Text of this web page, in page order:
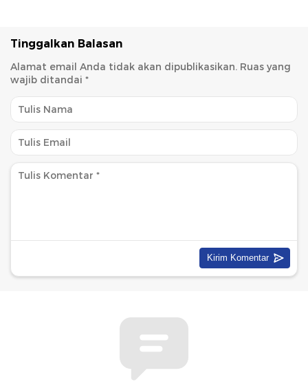
Tinggalkan Balasan
Alamat email Anda tidak akan dipublikasikan. Ruas yang
wajib ditandai *